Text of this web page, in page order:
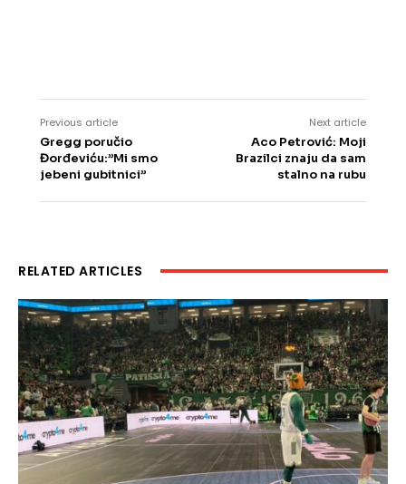
Previous article
Gregg poručio
Đorđeviću:”Mi smo
jebeni gubitnici”
Next article
Aco Petrović: Moji
Brazilci znaju da sam
stalno na rubu
RELATED ARTICLES